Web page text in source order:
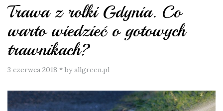
Trawa z rolki Gdynia. Co
warto wiedzieć o gotowych
trawnikach?
3 czerwca 2018 * by allgreen.pl